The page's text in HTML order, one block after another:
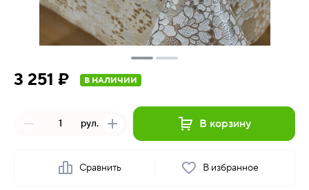
3 251 ₽ В НАЛИЧИИ
рул. В корзину
Сравнить В избранное